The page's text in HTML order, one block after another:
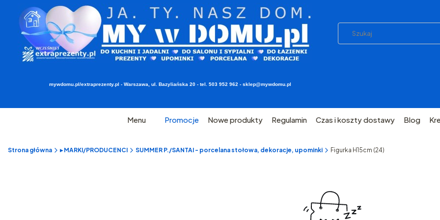
mywdomu.pl/extraprezenty.pl - Warszawa, ul. Bazyliańska 20 - tel. 503 952 962 - sklep@mywdomu.pl
Menu Promocje Nowe produkty Regulamin Czas i koszty dostawy Blog
Strona główna ▸ MARKI/PRODUCENCI SUMMER P./SANTAI - porcelana stołowa, dekoracje, upominki Figurka H15cm (24)